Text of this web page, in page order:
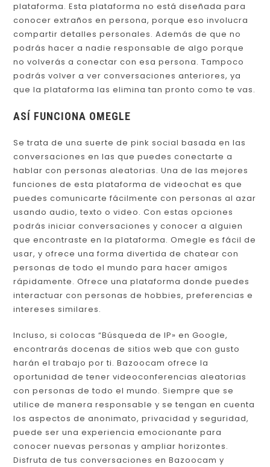
plataforma. Esta plataforma no está diseñada para
conocer extraños en persona, porque eso involucra
compartir detalles personales. Además de que no
podrás hacer a nadie responsable de algo porque
no volverás a conectar con esa persona. Tampoco
podrás volver a ver conversaciones anteriores, ya
que la plataforma las elimina tan pronto como te vas.
ASÍ FUNCIONA OMEGLE
Se trata de una suerte de pink social basada en las
conversaciones en las que puedes conectarte a
hablar con personas aleatorias. Una de las mejores
funciones de esta plataforma de videochat es que
puedes comunicarte fácilmente con personas al azar
usando audio, texto o video. Con estas opciones
podrás iniciar conversaciones y conocer a alguien
que encontraste en la plataforma. Omegle es fácil de
usar, y ofrece una forma divertida de chatear con
personas de todo el mundo para hacer amigos
rápidamente. Ofrece una plataforma donde puedes
interactuar con personas de hobbies, preferencias e
intereses similares.
Incluso, si colocas “Búsqueda de IP» en Google,
encontrarás docenas de sitios web que con gusto
harán el trabajo por ti. Bazoocam ofrece la
oportunidad de tener videoconferencias aleatorias
con personas de todo el mundo. Siempre que se
utilice de manera responsable y se tengan en cuenta
los aspectos de anonimato, privacidad y seguridad,
puede ser una experiencia emocionante para
conocer nuevas personas y ampliar horizontes.
Disfruta de tus conversaciones en Bazoocam y